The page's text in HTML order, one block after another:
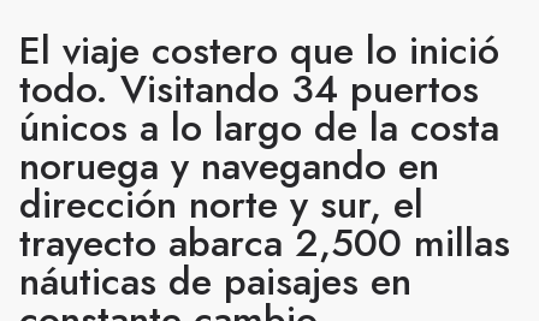
El viaje costero que lo inició
todo. Visitando 34 puertos
únicos a lo largo de la costa
noruega y navegando en
dirección norte y sur, el
trayecto abarca 2,500 millas
náuticas de paisajes en